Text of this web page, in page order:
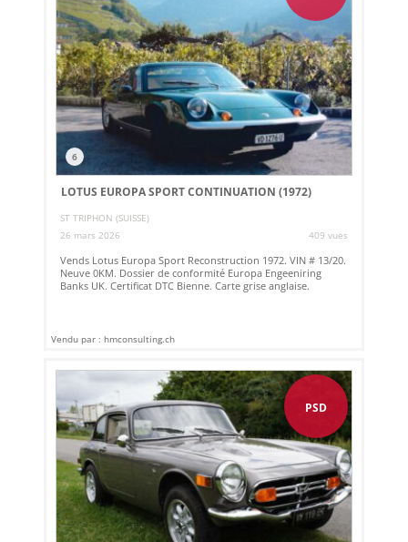
6
LOTUS EUROPA SPORT CONTINUATION (1972)
ST TRIPHON (SUISSE)
26 mars 2026
409 vues
Vends Lotus Europa Sport Reconstruction 1972. VIN # 13/20.
Neuve 0KM. Dossier de conformité Europa Engeeniring
Banks UK. Certificat DTC Bienne. Carte grise anglaise.
Vendu par : hmconsulting.ch
PSD